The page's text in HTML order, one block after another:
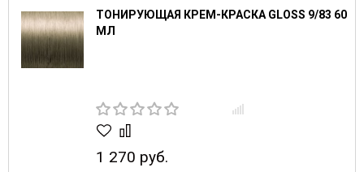
ТОНИРУЮЩАЯ КРЕМ-КРАСКА GLOSS 9/83 60
МЛ
1 270 руб.